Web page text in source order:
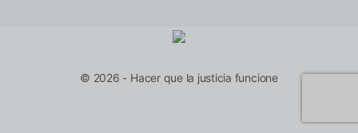
© 2026 - Hacer que la justicia funcione